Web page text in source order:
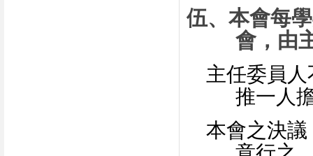
伍、本會每
會，由
主任委員
推一人
本會之決